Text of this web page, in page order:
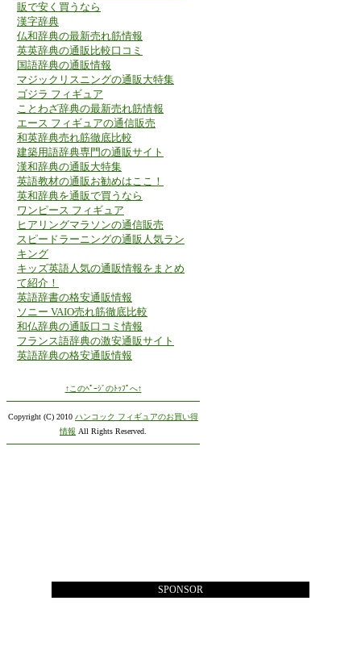
販で安く買うなら
漢字辞典
仏和辞典の最新売れ筋情報
英英辞典の通販比較口コミ
国語辞典の通販情報
マジックリスニングの通販大特集
ゴジラ フィギュア
ことわざ辞典の最新売れ筋情報
エース フィギュアの通信販売
和英辞典売れ筋徹底比較
建築用語辞典専門の通販サイト
漢和辞典の通販大特集
英語教材の通販お勧めはここ！
英和辞典を通販で買うなら
ワンピース フィギュア
ヒアリングマラソンの通信販売
スピードラーニングの通販人気ラン
キング
キッズ英語人気の通販情報をまとめ
て紹介！
英語辞書の格安通販情報
ソニー VAIO売れ筋徹底比較
和仏辞典の通販口コミ情報
フランス語辞典の激安通販サイト
英語辞典の格安通販情報
↑このﾍﾟｰｼﾞのﾄｯﾌﾟへ↑
Copyright (C) 2010 ハンコック フィギュアのお買い得
情報 All Rights Reserved.
SPONSOR